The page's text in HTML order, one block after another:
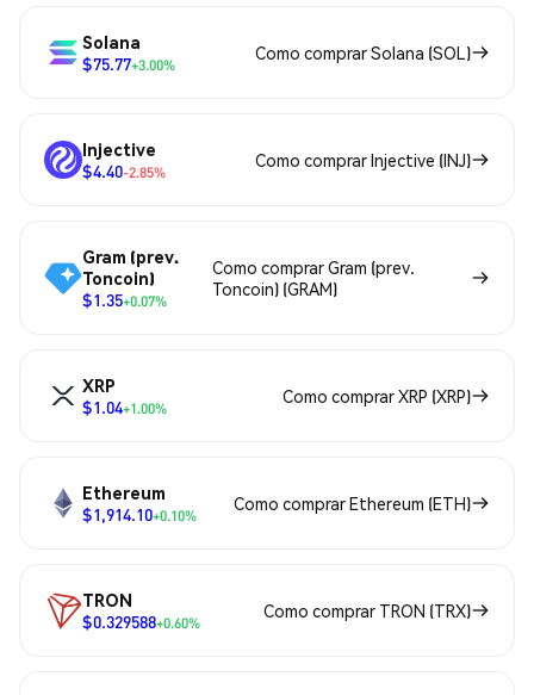
Solana
$75.77+3.00%
Como comprar Solana (SOL)
Injective
$4.40-2.85%
Como comprar Injective (INJ)
Gram (prev.
Toncoin)
$1.35+0.07%
Como comprar Gram (prev.
Toncoin) (GRAM)
XRP
$1.04+1.00%
Como comprar XRP (XRP)
Ethereum
$1,914.10+0.10%
Como comprar Ethereum (ETH)
TRON
$0.329588+0.60%
Como comprar TRON (TRX)